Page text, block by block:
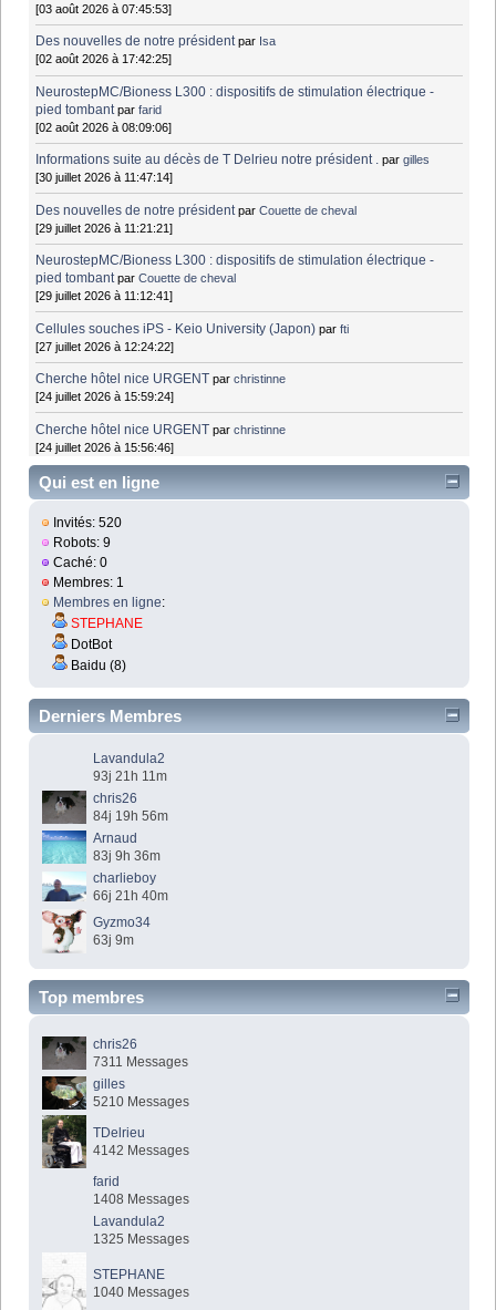
[03 août 2026 à 07:45:53]
Des nouvelles de notre président par Isa
[02 août 2026 à 17:42:25]
NeurostepMC/Bioness L300 : dispositifs de stimulation électrique -
pied tombant parfarid
[02 août 2026 à 08:09:06]
Informations suite au décès de T Delrieu notre président . pargilles
[30 juillet 2026 à 11:47:14]
Des nouvelles de notre président parCouette de cheval
[29 juillet 2026 à 11:21:21]
NeurostepMC/Bioness L300 : dispositifs de stimulation électrique -
pied tombant parCouette de cheval
[29 juillet 2026 à 11:12:41]
Cellules souches iPS - Keio University (Japon) parfti
[27 juillet 2026 à 12:24:22]
Cherche hôtel nice URGENT parchristinne
[24 juillet 2026 à 15:59:24]
Cherche hôtel nice URGENT parchristinne
[24 juillet 2026 à 15:56:46]
Qui est en ligne
Invités: 520
Robots: 9
Caché: 0
Membres: 1
Membres en ligne:
STEPHANE
DotBot
Baidu (8)
Derniers Membres
Lavandula2
93j 21h 11m
chris26
84j 19h 56m
Arnaud
83j 9h 36m
charlieboy
66j 21h 40m
Gyzmo34
63j 9m
Top membres
chris26
7311 Messages
gilles
5210 Messages
TDelrieu
4142 Messages
farid
1408 Messages
Lavandula2
1325 Messages
STEPHANE
1040 Messages